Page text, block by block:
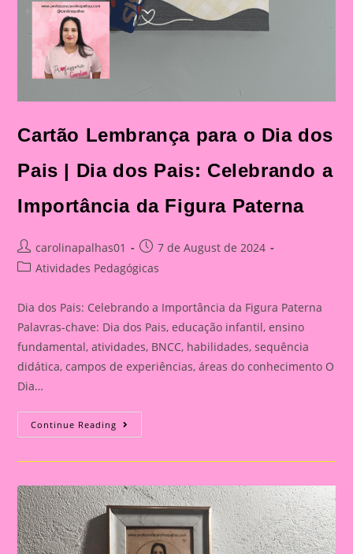
Cartão Lembrança para o Dia dos
Pais | Dia dos Pais: Celebrando a
Importância da Figura Paterna
Post
author:
carolinapalhas01
Post
published:
7 de August de 2024
PostAtividades Pedagógicas
Dia dos Pais: Celebrando a Importância da Figura Paterna
Palavras-chave: Dia dos Pais, educação infantil, ensino
fundamental, atividades, BNCC, habilidades, sequência
didática, campos de experiências, áreas do conhecimento O
Dia…
Continue Reading Cartão
Lembrança
O
Pais
|
Dia
Dos
Pais:
Celebrando